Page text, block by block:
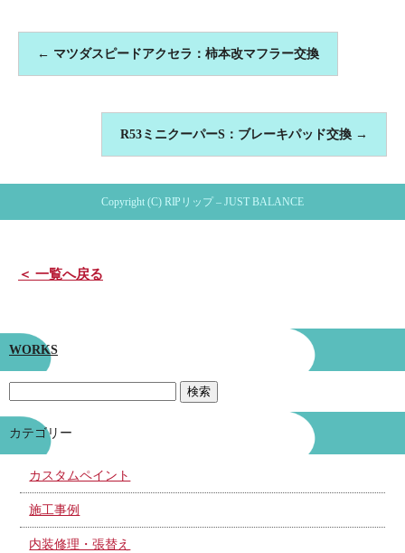
← マツダスピードアクセラ：柿本改マフラー交換
R53ミニクーパーS：ブレーキパッド交換 →
Copyright (C) RIPリップ – JUST BALANCE
＜ 一覧へ戻る
WORKS
カテゴリー
カスタムペイント
施工事例
内装修理・張替え